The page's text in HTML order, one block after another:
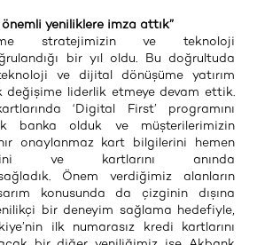
önemli yeniliklere imza attık”
stratejimizin ve teknoloji
bir yıl oldu. Bu doğrultuda
ve dijital dönüşüme yatırım
değişime liderlik etmeye devam ettik.
‘Digital First’ programını
banka olduk ve müşterilerimizin
onaylanmaz kart bilgilerini hemen
ve kartlarını anında
Önem verdiğimiz alanların
konusunda da çizginin dışına
bir deneyim sağlama hedefiyle,
ilk numarasız kredi kartlarını